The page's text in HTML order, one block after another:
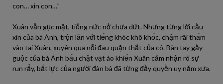
con… xin con…”
Xuân vẫn gục mặt, tiếng nức nở chưa dứt. Nhưng từng lời cầu
xin của bà Ánh, trộn lẫn với tiếng khóc khô khốc, chậm rãi thấm
vào tai Xuân, xuyên qua nỗi đau quặn thắt của cô. Bàn tay gầy
guộc của bà Ánh bấu chặt vạt áo khiến Xuân cảm nhận rõ sự
run rẩy, bất lực của người đàn bà đã từng đầy quyền uy năm xưa.